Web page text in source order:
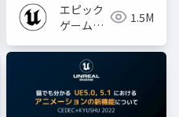
エピック
ゲームズ
1.5M